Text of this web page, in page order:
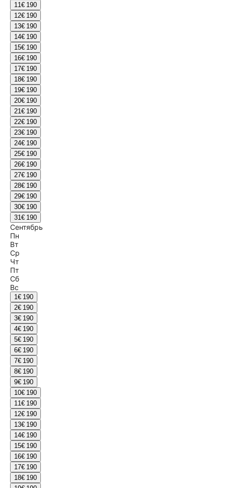
11€ 190
12€ 190
13€ 190
14€ 190
15€ 190
16€ 190
17€ 190
18€ 190
19€ 190
20€ 190
21€ 190
22€ 190
23€ 190
24€ 190
25€ 190
26€ 190
27€ 190
28€ 190
29€ 190
30€ 190
31€ 190
Сентябрь
Пн
Вт
Ср
Чт
Пт
Сб
Вс
1€ 190
2€ 190
3€ 190
4€ 190
5€ 190
6€ 190
7€ 190
8€ 190
9€ 190
10€ 190
11€ 190
12€ 190
13€ 190
14€ 190
15€ 190
16€ 190
17€ 190
18€ 190